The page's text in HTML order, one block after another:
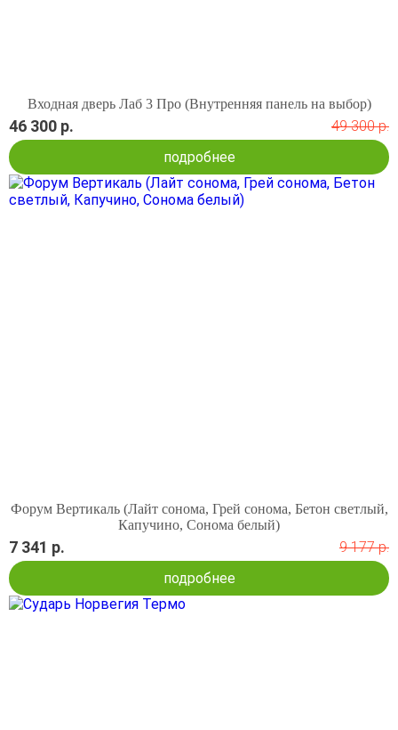
Входная дверь Лаб 3 Про (Внутренняя панель на выбор)
46 300 р.
49 300 р.
подробнее
Форум Вертикаль (Лайт сонома, Грей сонома, Бетон светлый,
Капучино, Сонома белый)
7 341 р.
9 177 р.
подробнее